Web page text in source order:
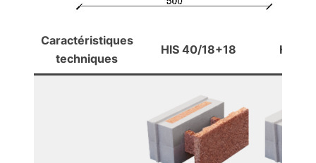
Caractéristiques
techniques
HlS 40/18+18 HlS